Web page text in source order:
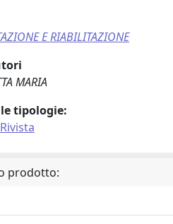
E RIABILITAZIONE
MARIA
tipologie:
prodotto: